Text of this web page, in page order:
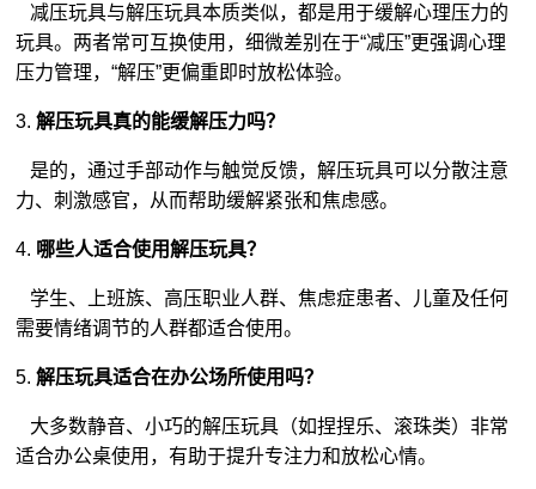
减压玩具与解压玩具本质类似，都是用于缓解心理压力的
玩具。两者常可互换使用，细微差别在于“减压”更强调心理
压力管理，“解压”更偏重即时放松体验。
3.解压玩具真的能缓解压力吗？
是的，通过手部动作与触觉反馈，解压玩具可以分散注意
力、刺激感官，从而帮助缓解紧张和焦虑感。
4. 哪些人适合使用解压玩具？
学生、上班族、高压职业人群、焦虑症患者、儿童及任何
需要情绪调节的人群都适合使用。
5.解压玩具适合在办公场所使用吗？
大多数静音、小巧的解压玩具（如捏捏乐、滚珠类）非常
适合办公桌使用，有助于提升专注力和放松心情。